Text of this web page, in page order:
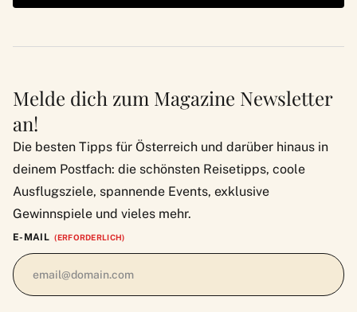
Melde dich zum Magazine Newsletter
an!
Die besten Tipps für Österreich und darüber hinaus in
deinem Postfach: die schönsten Reisetipps, coole
Ausflugsziele, spannende Events, exklusive
Gewinnspiele und vieles mehr.
E-MAIL (ERFORDERLICH)